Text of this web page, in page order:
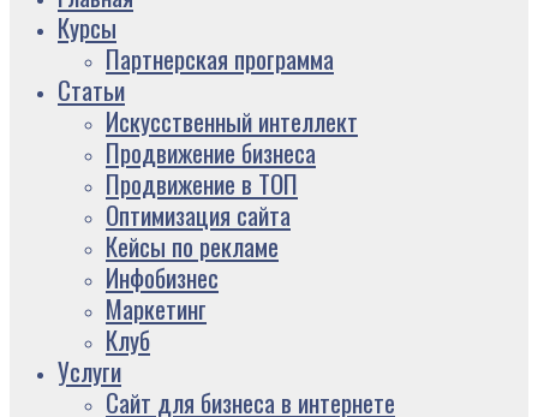
Курсы
Партнерская программа
Статьи
Искусственный интеллект
Продвижение бизнеса
Продвижение в ТОП
Оптимизация сайта
Кейсы по рекламе
Инфобизнес
Маркетинг
Клуб
Услуги
Сайт для бизнеса в интернете